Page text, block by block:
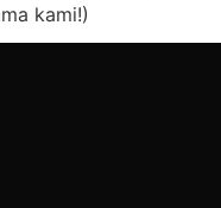
kami!)